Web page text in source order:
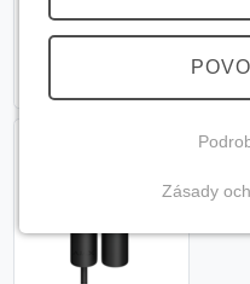
Zásady